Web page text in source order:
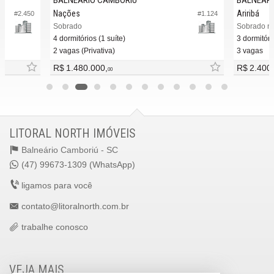
#2.450 #1.124
Nações
Sobrado
4 dormitórios (1 suíte)
2 vagas (Privativa)
R$ 1.480.000,00
Ariribá
Sobrado
3
3 vagas
R$
LITORAL NORTH IMÓVEIS
Balneário Camboriú - SC
(47) 99673-1309 (WhatsApp)
ligamos para você
contato@litoralnorth.com.br
trabalhe conosco
VEJA MAIS